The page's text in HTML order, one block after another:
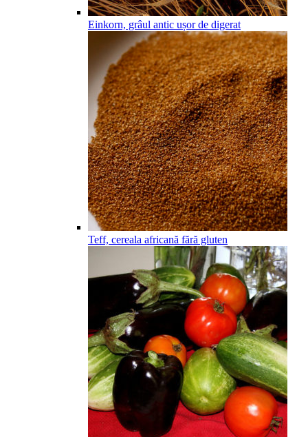
Einkorn, grâul antic ușor de digerat
Teff, cereala africană fără gluten